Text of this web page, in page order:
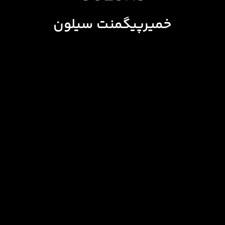
خمیرپیگمنت سیلون